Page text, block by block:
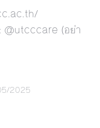
@utcccare (อย่า
2025